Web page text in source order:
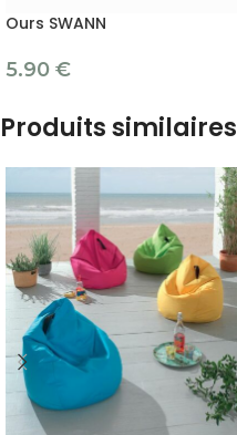
Ours SWANN
5.90 €
Produits similaires